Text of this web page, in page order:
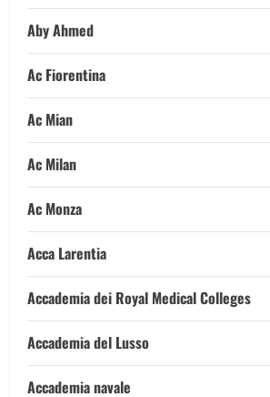
Aby Ahmed
Ac Fiorentina
Ac Mian
Ac Milan
Ac Monza
Acca Larentia
Accademia dei Royal Medical Colleges
Accademia del Lusso
Accademia navale